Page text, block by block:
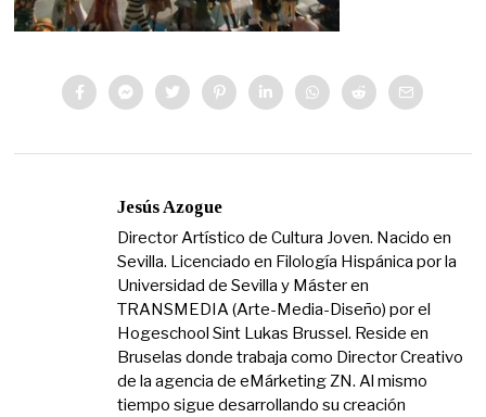
Jesús Azogue
Director Artístico de Cultura Joven. Nacido en
Sevilla. Licenciado en Filología Hispánica por la
Universidad de Sevilla y Máster en
TRANSMEDIA (Arte-Media-Diseño) por el
Hogeschool Sint Lukas Brussel. Reside en
Bruselas donde trabaja como Director Creativo
de la agencia de eMárketing ZN. Al mismo
tiempo sigue desarrollando su creación